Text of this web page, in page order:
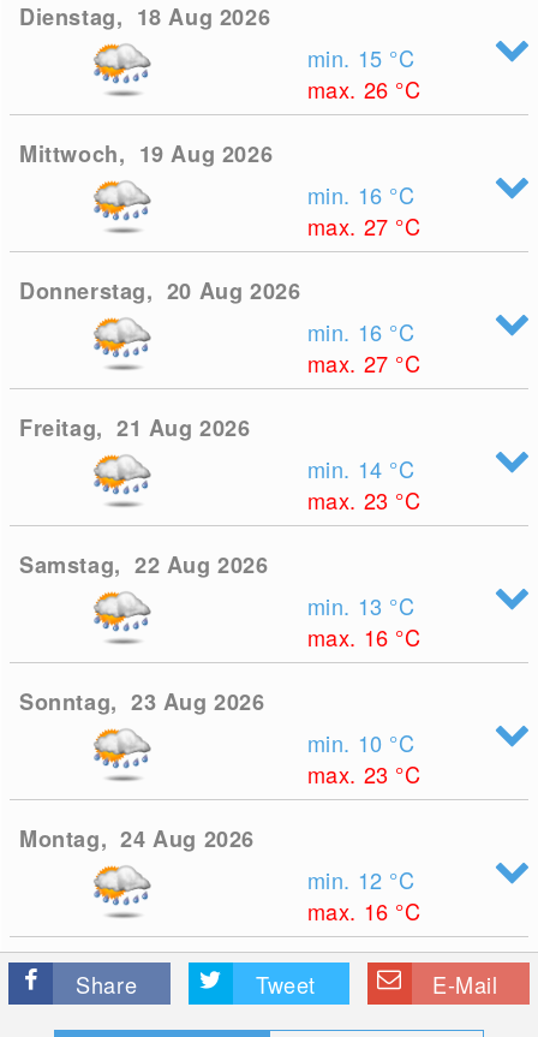
Dienstag, 18 Aug 2026
min. 15 °C
max. 26 °C
Mittwoch, 19 Aug 2026
min. 16 °C
max. 27 °C
Donnerstag, 20 Aug 2026
min. 16 °C
max. 27 °C
Freitag, 21 Aug 2026
min. 14 °C
max. 23 °C
Samstag, 22 Aug 2026
min. 13 °C
max. 16 °C
Sonntag, 23 Aug 2026
min. 10 °C
max. 23 °C
Montag, 24 Aug 2026
min. 12 °C
max. 16 °C
Share Tweet E-Mail